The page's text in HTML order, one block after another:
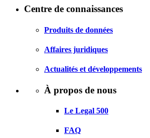
Centre de connaissances
Produits de données
Affaires juridiques
Actualités et développements
À propos de nous
Le Legal 500
FAQ